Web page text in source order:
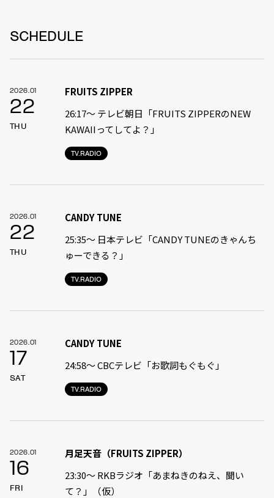
SCHEDULE
2026.01
22
THU
TV.RADIO
FRUITS ZIPPER
26:17～ テレビ朝日「FRUITS ZIPPERのNEW
KAWAIIってしてよ？」
2026.01
22
THU
TV.RADIO
CANDY TUNE
25:35〜 日本テレビ「CANDY TUNEのきゃんち
ゅーできる？」
2026.01
17
SAT
TV.RADIO
CANDY TUNE
24:58〜 CBCテレビ「お歌詞もぐもぐ」
2026.01
16
FRI
月足天音（FRUITS ZIPPER）
23:30〜 RKBラジオ「あまねきのねえ、聞い
て？」（仮）